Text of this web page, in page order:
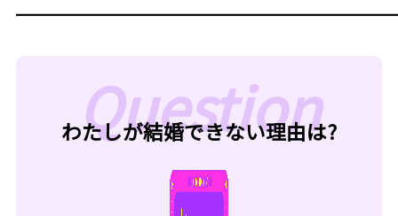
わたしが結婚できない理由は?